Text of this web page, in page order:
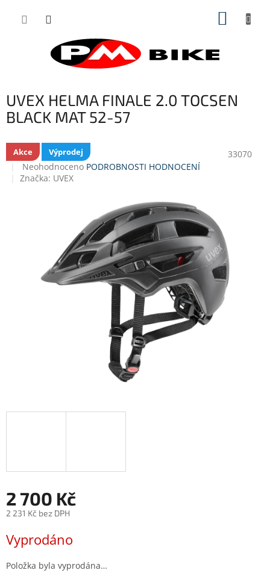
UVEX HELMA FINALE 2.0 TOCSEN
BLACK MAT 52-57
33070
Akce Výprodej
Průměrné
hodnocení
Neohodnoceno PODROBNOSTI HODNOCENÍ
Značka: UVEX
2 700 Kč
2 231 Kč bez DPH
cena:
Vyprodáno
Položka byla vyprodána…